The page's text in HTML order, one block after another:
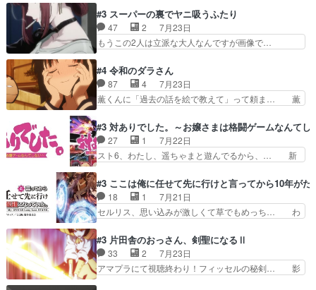
コちゃんの性別が間違えられ… 鏡の両親がモンス
ターと人間にそれぞれ命を… 胸が苦しくなるほど
鏡くんの過去がとても残…
は『ちんこ』によってリミッターが外れ… 今回は
汚い要素あまりなく普通にギャグアニ… あとアイ
キャッチが釈迦だったの本当に最高… まー、今回
もコンプライアンス違反にどこま… 達郎のオチに
ニメが好きでも大丈夫だよ」… あんな事こんな事
いっぱいさせられちゃうこ… 妹ネコちゃんのバー
ガーにタバコ入ってるの…
#3 スーパーの裏でヤニ吸うふたり
47 2
7月23日
もうこの2人は立派な大人なんですが画像で…
こ叡智でセクシー！ミストふっかけて嗅ぎ… あい
かわらず山田さんと田山さんが同一人物… 今さら
だけどずとまよのOP合ってるね。首… 佐々木と
田山さんにロマンスの香りが漂って… 佐々木さん
「ただのヤニ仲間」から「ちゃ… 田山から消臭ミ
ストを戴いてお礼返しをして… からかったつもり
なのに、思いもよらない佐…
#4 令和のダラさん
87 4
7月23日
薫くんに「過去の話を絵で教えて」って頼ま… 薫
シリアス展開になるかと思ったら全然そ… 薫が通
うは応神町立応神北小学校一方、日向… 思ったの
と違う刺客出てきたwwただ関西弁… とエピソー
ドの進みにおどろくけど、気持ち… ①作文の定番
れしてきた。ミステリアスな… 弟くんから昔の話
を絵に描いて！と言われた… 神をも恐れぬ姉弟と
ダラさんのコメディかと…
#3 対ありでした。～お嬢さまは格闘ゲームなんてし
27 1
7月22日
スト6、わたし、遥ちゃまと遊んでるから、… 新
ぁ、こんな都合よく格ゲー女子が集まるか… 規律
違反は許さない人かと負けず嫌いの可愛… 何かに
一生懸命になっている女の子はかわい… 先の一件
で綾と美緒は親しくなる。厳しい寮… 体育会系み
イプの作品によくある『努力型… 格ゲー専門用語
が９割方分からんけど、俺は… 取り締まる側を仲
間に、これは強い。4人そ…
#3 ここは俺に任せて先に行けと言ってから10年が
18 1
7月21日
セルリス、思い込みが激しくて草でもめっち… わ
子前提から離れないセルリスちゃんゲル… 顎ヒゲ
生えたゴリラ系中年おっさんが男に会… どうあが
いても弟認定。ニワトリファイター… ここは俺に
任せて先に行けと言ってから１０… ちょっと奇妙
#3 片田舎のおっさん、剣聖になるⅡ
33 2
7月23日
アマプラにて視聴終わり！フィッセルの秘剣… 影